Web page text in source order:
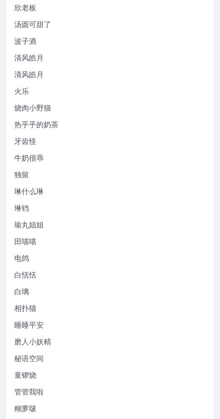
欣老板
汤圆可甜了
波子酒
清风皓月
清风皓月
火乐
烧肉小野猫
热乎乎的奶茶
牙齿怪
牛奶很乖
独留
琳什么琳
琳铛
瑜丸姐姐
田喵喵
电鸽
白恬恬
白璃
相扑猫
睡睡平安
磨人小妖精
秘语空间
童锣烧
管管我啦
糊萝啵